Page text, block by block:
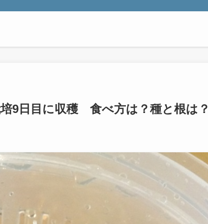
9日目に収穫 食べ方は？種と根は？